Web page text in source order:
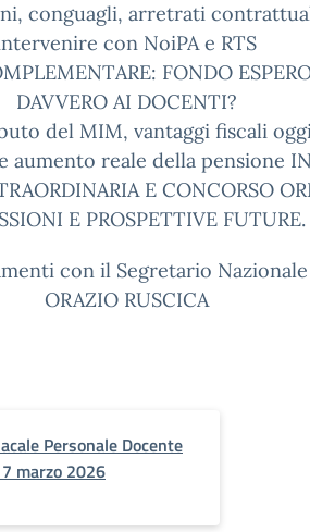
conguagli, arretrati
con NoiPA e RTS
FONDO
DAVVERO AI DOCENTI?
del MIM, vantaggi fiscali
aumento reale della pensione
E CONCORSO
E PROSPETTIVE FUTURE.
con il Segretario
ORAZIO RUSCICA
Personale Docente
marzo 2026